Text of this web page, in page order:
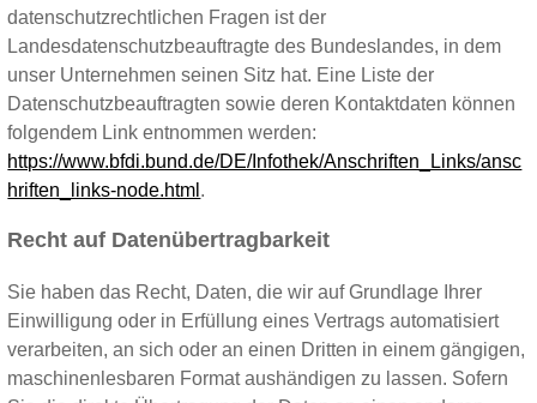
datenschutzrechtlichen Fragen ist der
Landesdatenschutzbeauftragte des Bundeslandes, in dem
unser Unternehmen seinen Sitz hat. Eine Liste der
Datenschutzbeauftragten sowie deren Kontaktdaten können
folgendem Link entnommen werden:
https://www.bfdi.bund.de/DE/Infothek/Anschriften_Links/ansc
hriften_links-node.html .
Recht auf Datenübertragbarkeit
Sie haben das Recht, Daten, die wir auf Grundlage Ihrer
Einwilligung oder in Erfüllung eines Vertrags automatisiert
verarbeiten, an sich oder an einen Dritten in einem gängigen,
maschinenlesbaren Format aushändigen zu lassen. Sofern